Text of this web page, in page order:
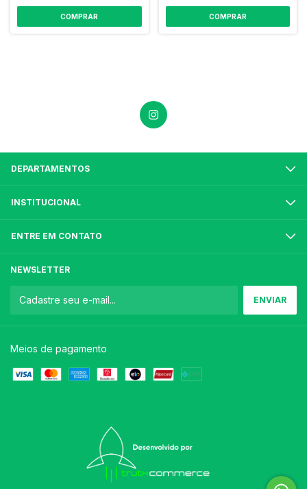
DEPARTAMENTOS
INSTITUCIONAL
ENTRE EM CONTATO
NEWSLETTER
Meios de pagamento